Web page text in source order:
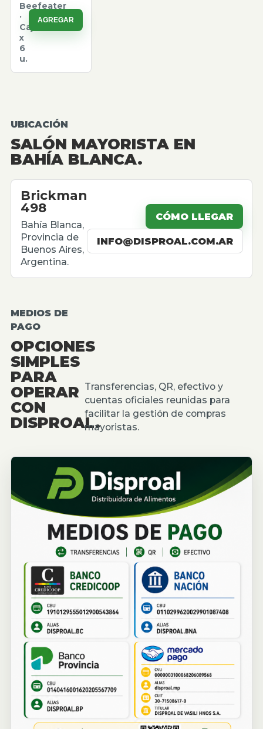
Beefeater
·
Caja
x
6
u.
AGREGAR
UBICACIÓN
SALÓN MAYORISTA EN
BAHÍA BLANCA.
Brickman
498
Bahía Blanca,
Provincia de
Buenos Aires,
Argentina.
CÓMO LLEGAR
INFO@DISPROAL.COM.AR
MEDIOS DE
PAGO
OPCIONES
SIMPLES
PARA
OPERAR
CON
DISPROAL.
Transferencias, QR, efectivo y
cuentas oficiales reunidas para
facilitar la gestión de compras
mayoristas.